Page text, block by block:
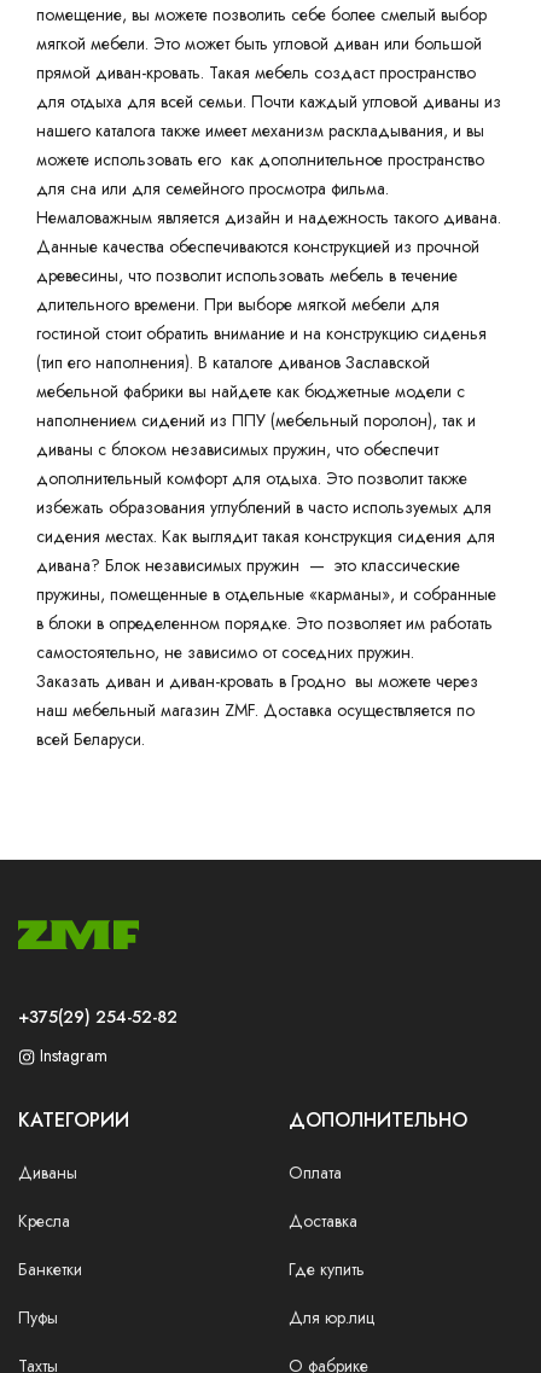
помещение, вы можете позволить себе более смелый выбор
мягкой мебели. Это может быть угловой диван или большой
прямой диван-кровать. Такая мебель создаст пространство
для отдыха для всей семьи. Почти каждый угловой диваны из
нашего каталога также имеет механизм раскладывания, и вы
можете использовать его как дополнительное пространство
для сна или для семейного просмотра фильма.
Немаловажным является дизайн и надежность такого дивана.
Данные качества обеспечиваются конструкцией из прочной
древесины, что позволит использовать мебель в течение
длительного времени. При выборе мягкой мебели для
гостиной стоит обратить внимание и на конструкцию сиденья
(тип его наполнения). В каталоге диванов Заславской
мебельной фабрики вы найдете как бюджетные модели с
наполнением сидений из ППУ (мебельный поролон), так и
диваны с блоком независимых пружин, что обеспечит
дополнительный комфорт для отдыха. Это позволит также
избежать образования углублений в часто используемых для
сидения местах. Как выглядит такая конструкция сидения для
дивана? Блок независимых пружин — это классические
пружины, помещенные в отдельные «карманы», и собранные
в блоки в определенном порядке. Это позволяет им работать
самостоятельно, не зависимо от соседних пружин.
Заказать диван и диван-кровать в Гродно вы можете через
наш мебельный магазин ZMF. Доставка осуществляется по
всей Беларуси.
+375(29) 254-52-82
Instagram
КАТЕГОРИИ
Диваны
Кресла
Банкетки
Пуфы
Тахты
ДОПОЛНИТЕЛЬНО
Оплата
Доставка
Где купить
Для юр.лиц
О фабрике